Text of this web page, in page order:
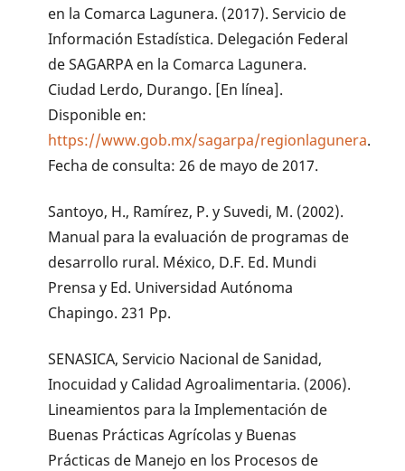
en la Comarca Lagunera. (2017). Servicio de
Información Estadística. Delegación Federal
de SAGARPA en la Comarca Lagunera.
Ciudad Lerdo, Durango. [En línea].
Disponible en:
https://www.gob.mx/sagarpa/regionlagunera.
Fecha de consulta: 26 de mayo de 2017.
Santoyo, H., Ramírez, P. y Suvedi, M. (2002).
Manual para la evaluación de programas de
desarrollo rural. México, D.F. Ed. Mundi
Prensa y Ed. Universidad Autónoma
Chapingo. 231 Pp.
SENASICA, Servicio Nacional de Sanidad,
Inocuidad y Calidad Agroalimentaria. (2006).
Lineamientos para la Implementación de
Buenas Prácticas Agrícolas y Buenas
Prácticas de Manejo en los Procesos de